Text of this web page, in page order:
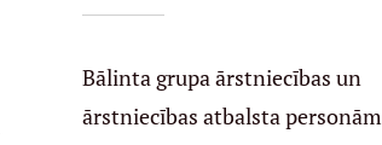
Bālinta grupa ārstniecības un
ārstniecības atbalsta personām